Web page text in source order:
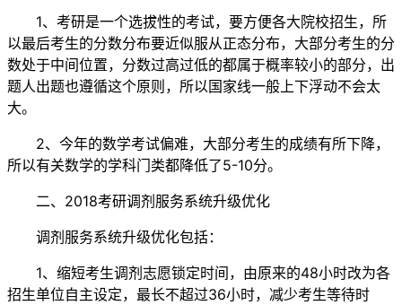
1、考研是一个选拔性的考试，要方便各大院校招生，所
以最后考生的分数分布要近似服从正态分布，大部分考生的分
数处于中间位置，分数过高过低的都属于概率较小的部分，出
题人出题也遵循这个原则，所以国家线一般上下浮动不会太
大。
2、今年的数学考试偏难，大部分考生的成绩有所下降，
所以有关数学的学科门类都降低了5-10分。
二、2018考研调剂服务系统升级优化
调剂服务系统升级优化包括：
1、缩短考生调剂志愿锁定时间，由原来的48小时改为各
招生单位自主设定，最长不超过36小时，减少考生等待时